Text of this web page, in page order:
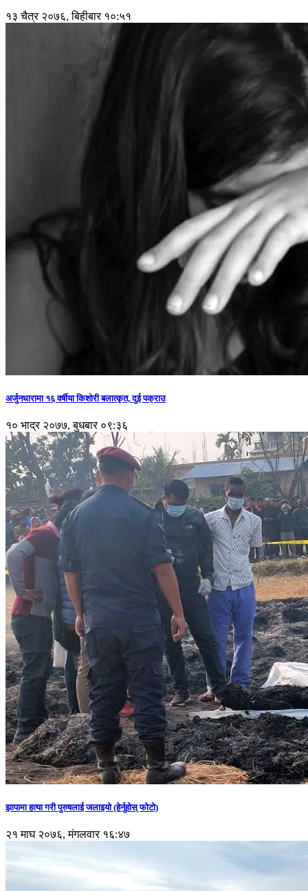
१३ चैत्र २०७६, बिहीबार १०:५१
अर्जुनधारामा १६ वर्षीया किशोरी बलात्कृत, दुई पक्राउ
१० भाद्र २०७७, बुधबार ०९:३६
झापामा हत्या गरी पुरुषलाई जलाइयो (हेर्नुहाेस् फाेटाे)
२१ माघ २०७६, मंगलवार १६:४७